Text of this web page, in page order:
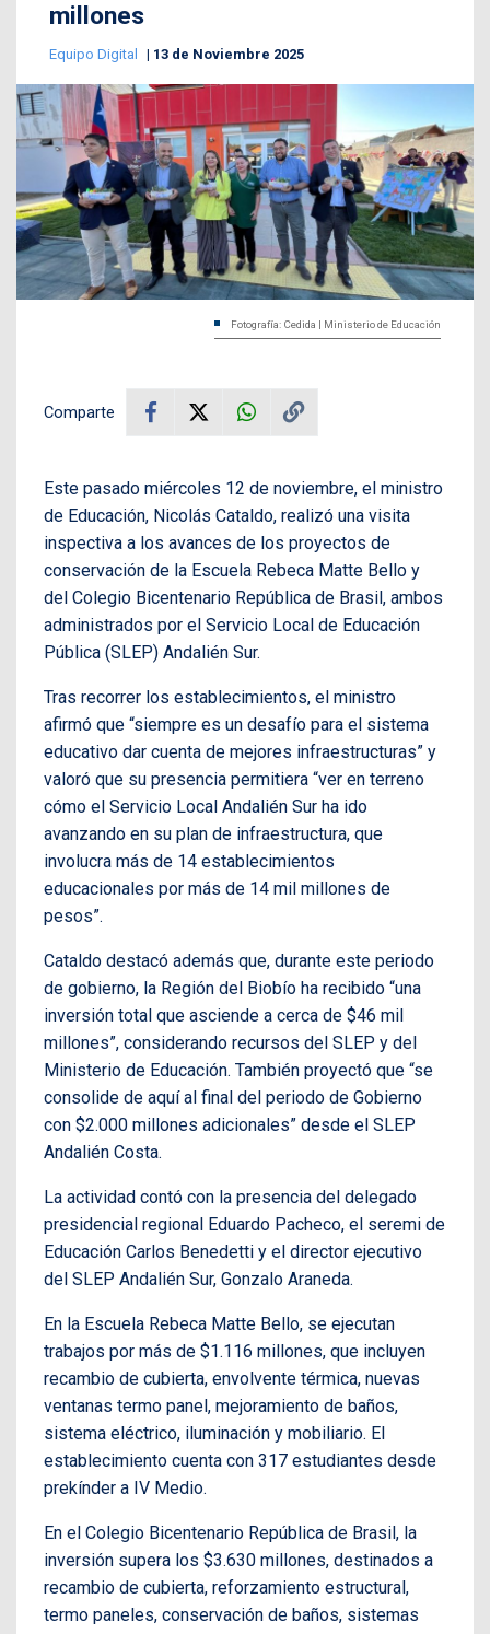
millones
Equipo Digital 13 de Noviembre 2025
Fotografía: Cedida | Ministerio de Educación
Comparte
Este pasado miércoles 12 de noviembre, el ministro
de Educación, Nicolás Cataldo, realizó una visita
inspectiva a los avances de los proyectos de
conservación de la Escuela Rebeca Matte Bello y
del Colegio Bicentenario República de Brasil, ambos
administrados por el Servicio Local de Educación
Pública (SLEP) Andalién Sur.
Tras recorrer los establecimientos, el ministro
afirmó que “siempre es un desafío para el sistema
educativo dar cuenta de mejores infraestructuras” y
valoró que su presencia permitiera “ver en terreno
cómo el Servicio Local Andalién Sur ha ido
avanzando en su plan de infraestructura, que
involucra más de 14 establecimientos
educacionales por más de 14 mil millones de
pesos”.
Cataldo destacó además que, durante este periodo
de gobierno, la Región del Biobío ha recibido “una
inversión total que asciende a cerca de $46 mil
millones”, considerando recursos del SLEP y del
Ministerio de Educación. También proyectó que “se
consolide de aquí al final del periodo de Gobierno
con $2.000 millones adicionales” desde el SLEP
Andalién Costa.
La actividad contó con la presencia del delegado
presidencial regional Eduardo Pacheco, el seremi de
Educación Carlos Benedetti y el director ejecutivo
del SLEP Andalién Sur, Gonzalo Araneda.
En la Escuela Rebeca Matte Bello, se ejecutan
trabajos por más de $1.116 millones, que incluyen
recambio de cubierta, envolvente térmica, nuevas
ventanas termo panel, mejoramiento de baños,
sistema eléctrico, iluminación y mobiliario. El
establecimiento cuenta con 317 estudiantes desde
prekínder a IV Medio.
En el Colegio Bicentenario República de Brasil, la
inversión supera los $3.630 millones, destinados a
recambio de cubierta, reforzamiento estructural,
termo paneles, conservación de baños, sistemas